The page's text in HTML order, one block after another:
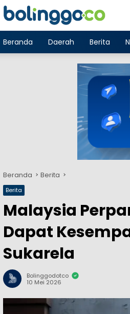
Beranda Daerah Berita
Beranda Berita
Berita
Malaysia
Dapat
Sukarela
Bolinggodotco
10 Mei 2026